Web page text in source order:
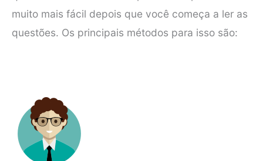
muito mais fácil depois que você começa a ler as
questões. Os principais métodos para isso são: